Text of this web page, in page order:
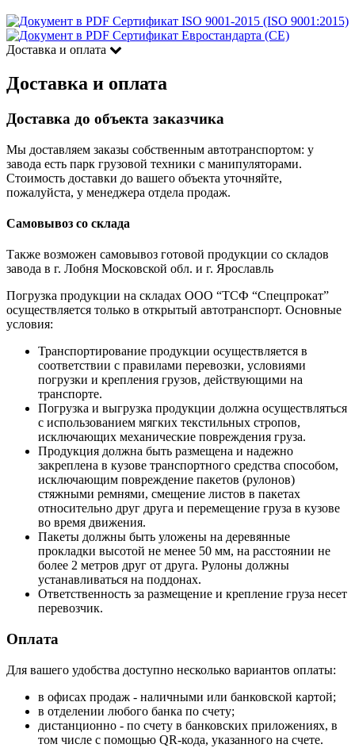
Сертификат ISO 9001-2015 (ISO 9001:2015)
Сертификат Евростандарта (CE)
Доставка и оплата
Доставка и оплата
Доставка до объекта заказчика
Мы доставляем заказы собственным автотранспортом: у
завода есть парк грузовой техники с манипуляторами.
Стоимость доставки до вашего объекта уточняйте,
пожалуйста, у менеджера отдела продаж.
Самовывоз со склада
Также возможен самовывоз готовой продукции со складов
завода в г. Лобня Московской обл. и г. Ярославль
Погрузка продукции на складах ООО “ТСФ “Спецпрокат”
осуществляется только в открытый автотранспорт. Основные
условия:
Транспортирование продукции осуществляется в
соответствии с правилами перевозки, условиями
погрузки и крепления грузов, действующими на
транспорте.
Погрузка и выгрузка продукции должна осуществляться
с использованием мягких текстильных стропов,
исключающих механические повреждения груза.
Продукция должна быть размещена и надежно
закреплена в кузове транспортного средства способом,
исключающим повреждение пакетов (рулонов)
стяжными ремнями, смещение листов в пакетах
относительно друг друга и перемещение груза в кузове
во время движения.
Пакеты должны быть уложены на деревянные
прокладки высотой не менее 50 мм, на расстоянии не
более 2 метров друг от друга. Рулоны должны
устанавливаться на поддонах.
Ответственность за размещение и крепление груза несет
перевозчик.
Оплата
Для вашего удобства доступно несколько вариантов оплаты:
в офисах продаж - наличными или банковской картой;
в отделении любого банка по счету;
дистанционно - по счету в банковских приложениях, в
том числе с помощью QR-кода, указанного на счете.